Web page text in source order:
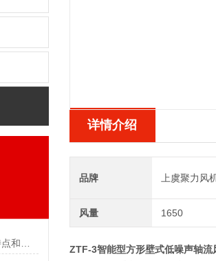
详情介绍
品牌 上虞聚力风
风量 1650
ZTF-3智能型方形壁式低噪声轴流